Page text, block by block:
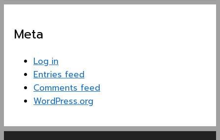
Meta
Log in
Entries feed
Comments feed
WordPress.org